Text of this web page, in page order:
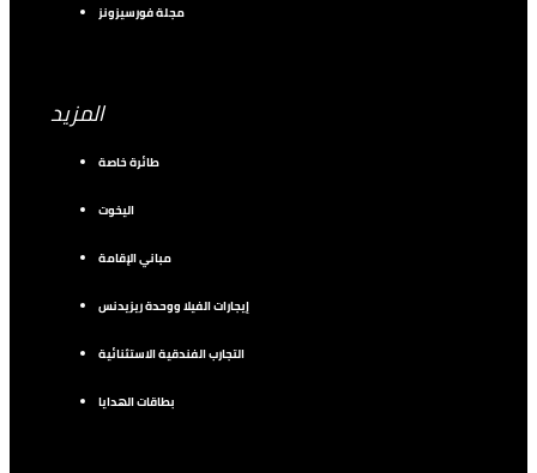
مجلة فورسيزونز
المزيد
طائرة خاصة
اليخوت
مباني الإقامة
إيجارات الفيلا ووحدة ريزيدنس
التجارب الفندقية الاستثنائية
بطاقات الهدايا